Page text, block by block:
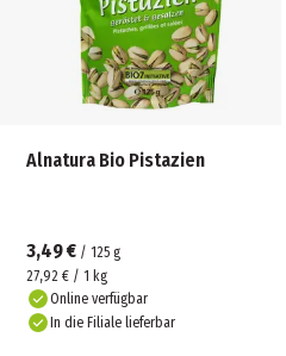
Alnatura Bio Pistazien
3,49 € / 125 g
27,92 € / 1 kg
Online verfügbar
In die Filiale lieferbar